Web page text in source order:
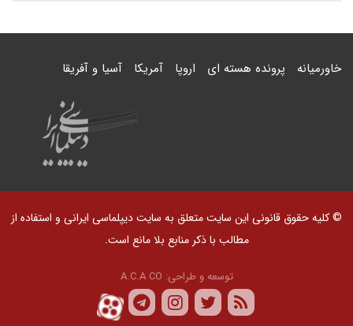
خاورمیانه پرونده هسته ای اروپا آمریکا آسیا و آفریقا
© کلیه حقوق قانونی این سایت متعلق به سایت دیپلماسی ایرانی و استفاده از
مطالب با ذکر منابع بلا مانع است.
توسعه و طراحی: A.C.A CO